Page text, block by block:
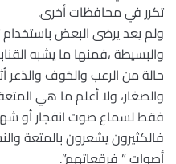
تكرر في محافظات أخرى.
ولم يعد يرضى البعض باستخدام
والبسيطة ،فمنها ما يشبه
حالة من الرعب والخوف والذعر
والصغار، ولا أعلم ما هي
فقط لسماع صوت انفجار أو شهب
فالكثيرون يشعرون بالمتعة
أصوات ” فرقعاتهم”.